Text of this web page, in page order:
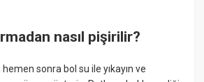
nasıl pişirilir?
sonra bol su ile yıkayın ve